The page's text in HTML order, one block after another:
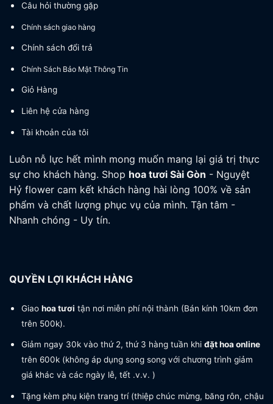
Câu hỏi thường gặp
Chính sách giao hàng
Chính sách đổi trả
Chính Sách Bảo Mật Thông Tin
Giỏ Hàng
Liên hệ cửa hàng
Tài khoản của tôi
Luôn nỗ lực hết mình mong muốn mang lại giá trị thực
sự cho khách hàng. Shop hoa tươi Sài Gòn - Nguyệt
Hỷ flower cam kết khách hàng hài lòng 100% về sản
phẩm và chất lượng phục vụ của mình. Tận tâm -
Nhanh chóng - Uy tín.
QUYỀN LỢI KHÁCH HÀNG
Giao hoa tươi tận nơi miễn phí nội thành (Bán kính 10km đơn
trên 500k).
Giảm ngay 30k vào thứ 2, thứ 3 hàng tuần khi đặt hoa online
trên 600k (không áp dụng song song với chương trình giảm
giá khác và các ngày lễ, tết .v.v. )
Tặng kèm phụ kiện trang trí (thiệp chúc mừng, băng rôn, chậu